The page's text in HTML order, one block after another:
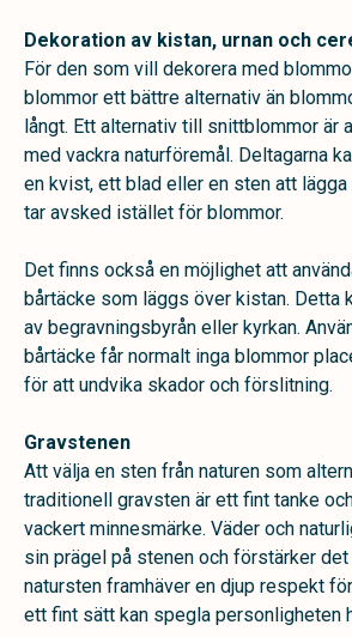
Dekoration av kistan, urnan och
För den som vill dekorera med
blommor ett bättre alternativ än
långt. Ett alternativ till snittblommor är
med vackra naturföremål. Deltagarna
en kvist, ett blad eller en sten att
tar avsked istället för blommor.
Det finns också en möjlighet att
bårtäcke som läggs över kistan. Detta
av begravningsbyrån eller kyrkan.
bårtäcke får normalt inga blommor
för att undvika skador och förslitning.
Gravstenen
Att välja en sten från naturen som
traditionell gravsten är ett fint tanke
vackert minnesmärke. Väder och
sin prägel på stenen och förstärker
natursten framhäver en djup respekt
ett fint sätt kan spegla personligheten